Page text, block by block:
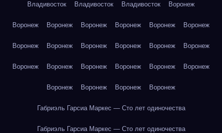
Владивосток Владивосток Владивосток Воронеж
Воронеж Воронеж Воронеж Воронеж Воронеж Воронеж
Воронеж Воронеж Воронеж Воронеж Воронеж Воронеж
Воронеж Воронеж Воронеж Воронеж Воронеж Воронеж
Воронеж Воронеж Воронеж Воронеж
Габриэль Гарсиа Маркес — Сто лет одиночества
Габриэль Гарсиа Маркес — Сто лет одиночества